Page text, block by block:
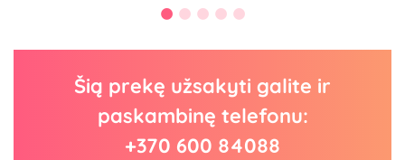
Šią prekę užsakyti galite ir
paskambinę telefonu:
+370 600 84088